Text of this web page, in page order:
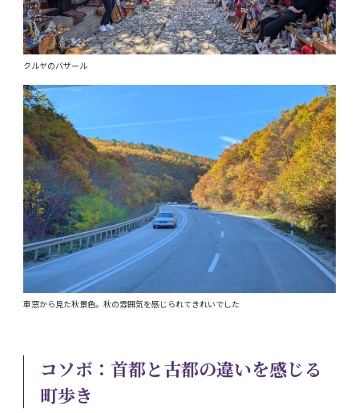
クルヤのバザール
車窓から見た秋景色。秋の雰囲気を感じられてきれいでした
コソボ：首都と古都の違いを感じる
町歩き